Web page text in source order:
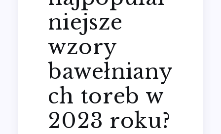
niejsze
wzory
bawełniany
ch toreb w
2023 roku?